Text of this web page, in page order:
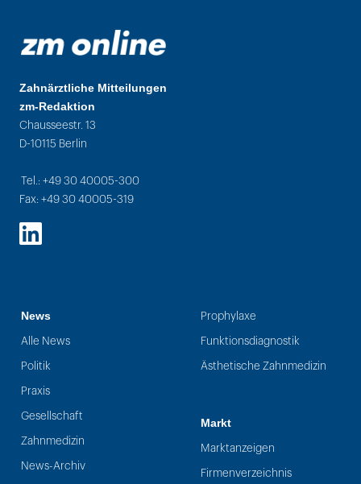
Zahnärztliche Mitteilungen
zm-Redaktion
Chausseestr. 13
D-10115 Berlin
Tel.: +49 30 40005-300
Fax: +49 30 40005-319
LinkedIn
News
Alle News
Politik
Praxis
Gesellschaft
Zahnmedizin
News-Archiv
Prophylaxe
Funktionsdiagnostik
Ästhetische Zahnmedizin
Markt
Marktanzeigen
Firmenverzeichnis